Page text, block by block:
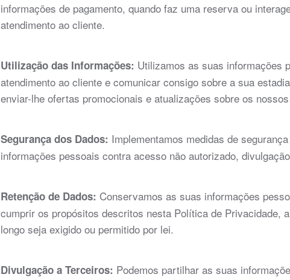
informações de pagamento, quando faz uma reserva ou
atendimento ao cliente.
Utilização das Informações: Utilizamos as suas informações
atendimento ao cliente e comunicar consigo sobre a sua
enviar-lhe ofertas promocionais e atualizações sobre os
Segurança dos Dados: Implementamos medidas de
informações pessoais contra acesso não autorizado,
Retenção de Dados: Conservamos as suas informações
cumprir os propósitos descritos nesta Política de Privacidade,
longo seja exigido ou permitido por lei.
Divulgação a Terceiros: Podemos partilhar as suas